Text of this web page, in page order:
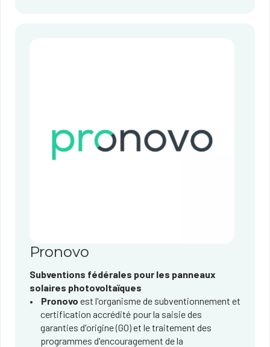
Pronovo
Subventions fédérales pour les panneaux
solaires photovoltaïques
Pronovo est l'organisme de subventionnement et
certification accrédité pour la saisie des
garanties d'origine (GO) et le traitement des
programmes d'encouragement de la